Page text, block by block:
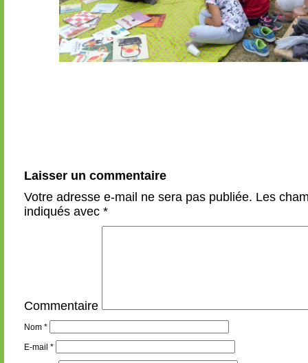
Laisser un commentaire
Votre adresse e-mail ne sera pas publiée. Les
indiqués avec *
Commentaire
Nom *
E-mail *